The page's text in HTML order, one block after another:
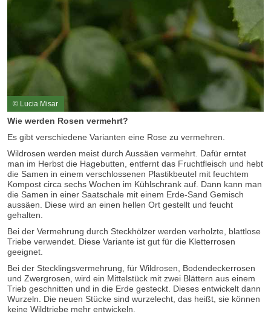
© Lucia Misar
Wie werden Rosen vermehrt?
Es gibt verschiedene Varianten eine Rose zu vermehren.
Wildrosen werden meist durch Aussäen vermehrt. Dafür erntet
man im Herbst die Hagebutten, entfernt das Fruchtfleisch und hebt
die Samen in einem verschlossenen Plastikbeutel mit feuchtem
Kompost circa sechs Wochen im Kühlschrank auf. Dann kann man
die Samen in einer Saatschale mit einem Erde-Sand Gemisch
aussäen. Diese wird an einen hellen Ort gestellt und feucht
gehalten.
Bei der Vermehrung durch Steckhölzer werden verholzte, blattlose
Triebe verwendet. Diese Variante ist gut für die Kletterrosen
geeignet.
Bei der Stecklingsvermehrung, für Wildrosen, Bodendeckerrosen
und Zwergrosen, wird ein Mittelstück mit zwei Blättern aus einem
Trieb geschnitten und in die Erde gesteckt. Dieses entwickelt dann
Wurzeln. Die neuen Stücke sind wurzelecht, das heißt, sie können
keine Wildtriebe mehr entwickeln.